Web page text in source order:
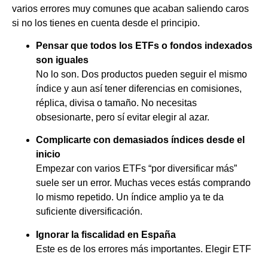
varios errores muy comunes que acaban saliendo caros
si no los tienes en cuenta desde el principio.
Pensar que todos los ETFs o fondos indexados
son iguales
No lo son. Dos productos pueden seguir el mismo
índice y aun así tener diferencias en comisiones,
réplica, divisa o tamaño. No necesitas
obsesionarte, pero sí evitar elegir al azar.
Complicarte con demasiados índices desde el
inicio
Empezar con varios ETFs “por diversificar más”
suele ser un error. Muchas veces estás comprando
lo mismo repetido. Un índice amplio ya te da
suficiente diversificación.
Ignorar la fiscalidad en España
Este es de los errores más importantes. Elegir ETF